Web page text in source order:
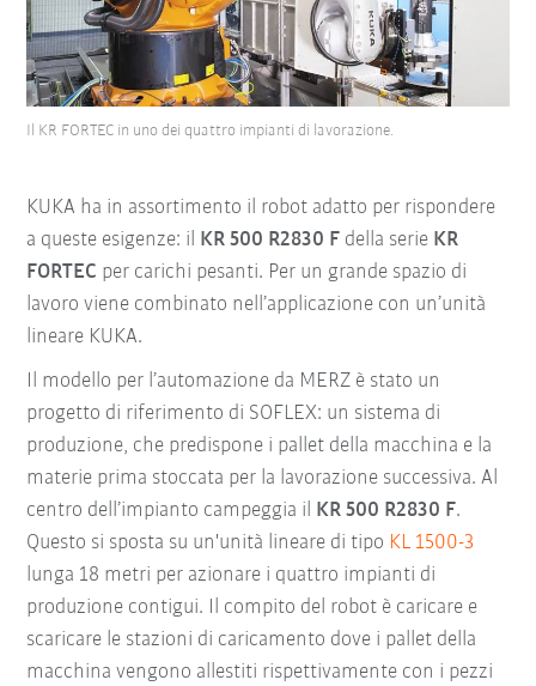
Il KR FORTEC in uno dei quattro impianti di lavorazione.
KUKA ha in assortimento il robot adatto per rispondere
a queste esigenze: il KR 500 R2830 F della serie KR
FORTEC per carichi pesanti. Per un grande spazio di
lavoro viene combinato nell’applicazione con un’unità
lineare KUKA.
Il modello per l’automazione da MERZ è stato un
progetto di riferimento di SOFLEX: un sistema di
produzione, che predispone i pallet della macchina e la
materie prima stoccata per la lavorazione successiva. Al
centro dell’impianto campeggia il KR 500 R2830 F.
Questo si sposta su un'unità lineare di tipo KL 1500-3
lunga 18 metri per azionare i quattro impianti di
produzione contigui. Il compito del robot è caricare e
scaricare le stazioni di caricamento dove i pallet della
macchina vengono allestiti rispettivamente con i pezzi